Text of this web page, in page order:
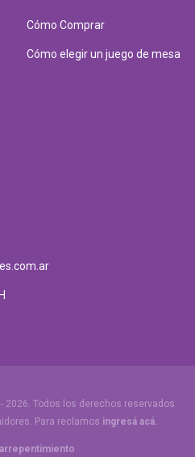
Cómo Comprar
Cómo elegir un juego de mesa
2026. Todos los derechos reservados.
Para reclamos ingresá acá.